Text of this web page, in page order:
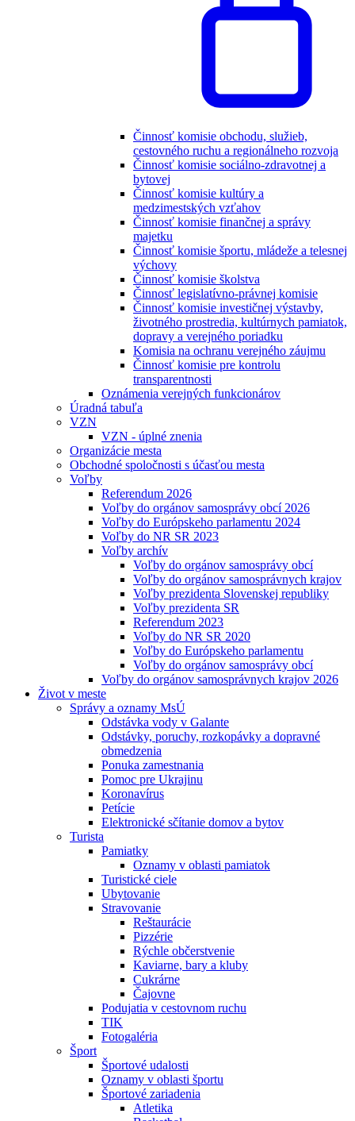
Činnosť komisie obchodu, služieb,
cestovného ruchu a regionálneho rozvoja
Činnosť komisie sociálno-zdravotnej a
bytovej
Činnosť komisie kultúry a
medzimestských vzťahov
Činnosť komisie finančnej a správy
majetku
Činnosť komisie športu, mládeže a telesnej
výchovy
Činnosť komisie školstva
Činnosť legislatívno-právnej komisie
Činnosť komisie investičnej výstavby,
životného prostredia, kultúrnych pamiatok,
dopravy a verejného poriadku
Komisia na ochranu verejného záujmu
Činnosť komisie pre kontrolu
transparentnosti
Oznámenia verejných funkcionárov
Úradná tabuľa
VZN
VZN - úplné znenia
Organizácie mesta
Obchodné spoločnosti s účasťou mesta
Voľby
Referendum 2026
Voľby do orgánov samosprávy obcí 2026
Voľby do Európskeho parlamentu 2024
Voľby do NR SR 2023
Voľby archív
Voľby do orgánov samosprávy obcí
Voľby do orgánov samosprávnych krajov
Voľby prezidenta Slovenskej republiky
Voľby prezidenta SR
Referendum 2023
Voľby do NR SR 2020
Voľby do Európskeho parlamentu
Voľby do orgánov samosprávy obcí
Voľby do orgánov samosprávnych krajov 2026
Život v meste
Správy a oznamy MsÚ
Odstávka vody v Galante
Odstávky, poruchy, rozkopávky a dopravné
obmedzenia
Ponuka zamestnania
Pomoc pre Ukrajinu
Koronavírus
Petície
Elektronické sčítanie domov a bytov
Turista
Pamiatky
Oznamy v oblasti pamiatok
Turistické ciele
Ubytovanie
Stravovanie
Reštaurácie
Pizzérie
Rýchle občerstvenie
Kaviarne, bary a kluby
Cukrárne
Čajovne
Podujatia v cestovnom ruchu
TIK
Fotogaléria
Šport
Športové udalosti
Oznamy v oblasti športu
Športové zariadenia
Atletika